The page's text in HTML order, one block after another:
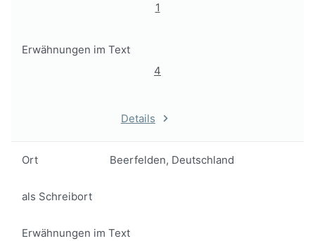
1
Erwähnungen im Text
4
Details
Ort Beerfelden, Deutschland
als Schreibort
Erwähnungen im Text